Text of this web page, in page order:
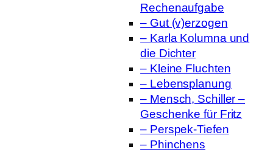
Rechenaufgabe
– Gut (v)erzogen
– Karla Kolumna und
die Dichter
– Kleine Fluchten
– Lebensplanung
– Mensch, Schiller –
Geschenke für Fritz
– Perspek-Tiefen
– Phinchens